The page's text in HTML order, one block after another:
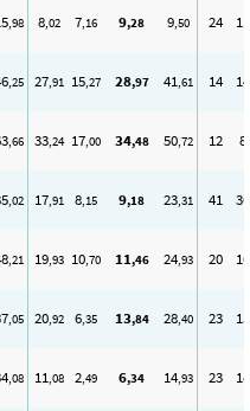
,98 8,02 7,16 9,28 9,50 24 11
,25 27,91 15,27 28,97 41,61 14 14
,66 33,24 17,00 34,48 50,72 12 8
,02 17,91 8,15 9,18 23,31 41 36
,21 19,93 10,70 11,46 24,93 20 16
,05 20,92 6,35 13,84 28,40 23 15
,08 11,08 2,49 6,34 14,93 23 18